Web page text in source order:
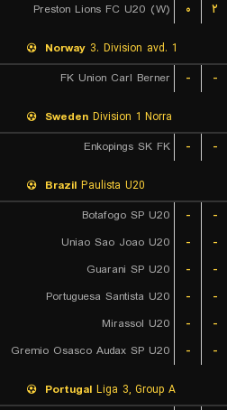
Preston Lions FC U20 (W)
۰ ۲
Norway 3. Division avd. 1
FK Union Carl Berner
- -
Sweden Division 1 Norra
Enkopings SK FK
- -
Brazil Paulista U20
Botafogo SP U20
- -
Uniao Sao Joao U20
- -
Guarani SP U20
- -
Portuguesa Santista U20
- -
Mirassol U20
- -
Gremio Osasco Audax SP U20
- -
Portugal Liga 3, Group A